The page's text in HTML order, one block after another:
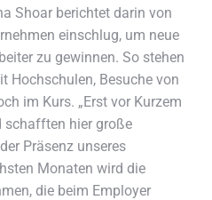
Shoar berichtet darin von
einschlug, um neue
zu gewinnen. So stehen
Hochschulen, Besuche von
im Kurs. „Erst vor Kurzem
schafften hier große
Präsenz unseres
Monaten wird die
die beim Employer